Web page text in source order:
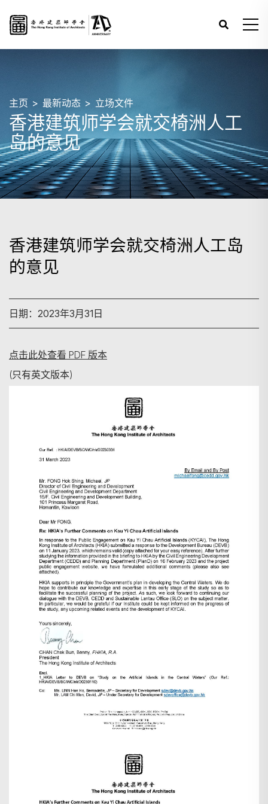
主页 最新动态 立场文件
香港建筑师学会就交椅洲人工
岛的意见
香港建筑师学会就交椅洲人工岛
的意见
日期：2023年3月31日
点击此处查看 PDF 版本
(只有英文版本)